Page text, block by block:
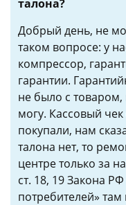
талона?
Добрый день, не
таком вопросе: у
компрессор,
гарантии.
не было с
могу. Кассовый
покупали, нам
талона нет, то
центре только за
ст. 18, 19 Закона
потребителей»